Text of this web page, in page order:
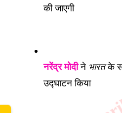
की जाएगी
नरेंद्र मोदी ने भारत के
उद्घाटन किया